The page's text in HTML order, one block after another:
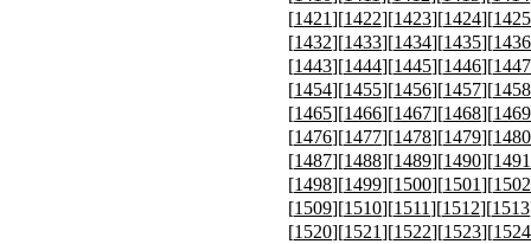
[1421][1422][1423][1424][1425
[1432][1433][1434][1435][1436
[1443][1444][1445][1446][1447
[1454][1455][1456][1457][1458
[1465][1466][1467][1468][1469
[1476][1477][1478][1479][1480
[1487][1488][1489][1490][1491
[1498][1499][1500][1501][1502
[1509][1510][1511][1512][1513
[1520][1521][1522][1523][1524